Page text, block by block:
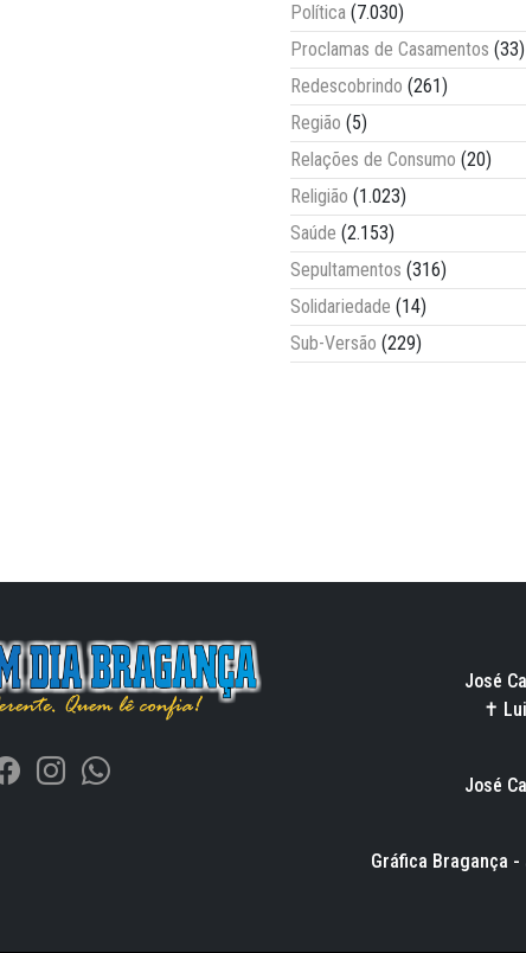
Política (7.030)
Proclamas de Casamentos (33)
Redescobrindo (261)
Região (5)
Relações de Consumo (20)
Religião (1.023)
Saúde (2.153)
Sepultamentos (316)
Solidariedade (14)
Sub-Versão (229)
José
✝
José
Gráfica Bragança -